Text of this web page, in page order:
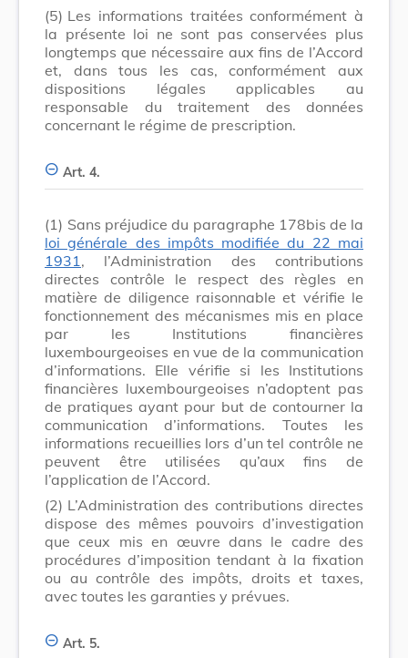
(5) Les informations traitées conformément à
la présente loi ne sont pas conservées plus
longtemps que nécessaire aux fins de l’Accord
et, dans tous les cas, conformément aux
dispositions légales applicables au
responsable du traitement des données
concernant le régime de prescription.
Art. 4.
(1) Sans préjudice du paragraphe 178bis de la
loi générale des impôts modifiée du 22 mai
1931 , l’Administration des contributions
directes contrôle le respect des règles en
matière de diligence raisonnable et vérifie le
fonctionnement des mécanismes mis en place
par les Institutions financières
luxembourgeoises en vue de la communication
d’informations. Elle vérifie si les Institutions
financières luxembourgeoises n’adoptent pas
de pratiques ayant pour but de contourner la
communication d’informations. Toutes les
informations recueillies lors d’un tel contrôle ne
peuvent être utilisées qu’aux fins de
l’application de l’Accord.
(2) L’Administration des contributions directes
dispose des mêmes pouvoirs d’investigation
que ceux mis en œuvre dans le cadre des
procédures d’imposition tendant à la fixation
ou au contrôle des impôts, droits et taxes,
avec toutes les garanties y prévues.
Art. 5.